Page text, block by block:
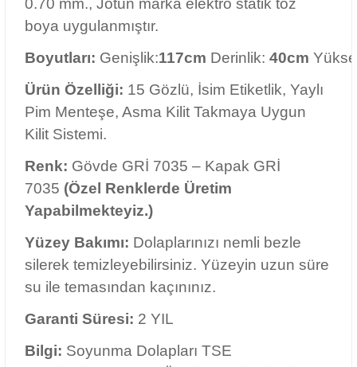
7035(Özel Renklerde Üretim
Yapabilmekteyiz.)
Yüzey Bakımı:Dolaplarınızı nemli bezle
su ile temasından kaçınınız.
Garanti Süresi:2 YIL
Standartlarına Göre Üretim Yapılmaktadır.
İşletmemiz TS EN ISO 9001:2008, ISO
10002:2004, Satış Sonrası Hizmet Yeterlilik
Belgelerine Sahiptir.
Tüm dolap sevkiyatları İstanbul içi nakliyesi
ücretsizdir.
dir. Kullanım Alanları: Okullar, Hastaneler,
AVM’ler, Fabrikalar, Askeriye, Otomotiv,
ve Hayvancılık, Atölyeler, Restoranlar,